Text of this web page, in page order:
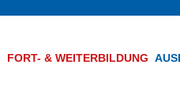
FORT- & WEITERBILDUNG